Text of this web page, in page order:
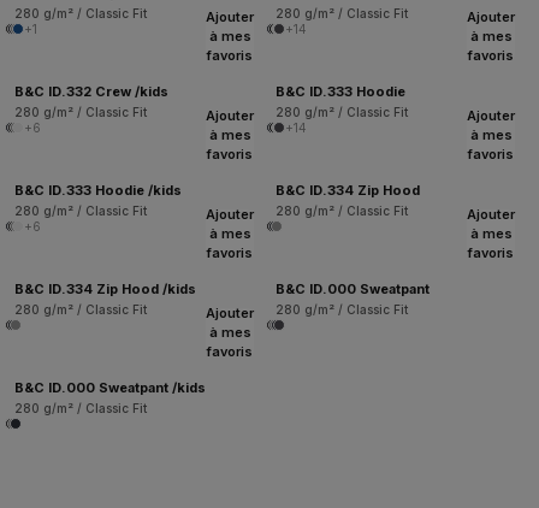
280 g/m² / Classic Fit
+1
280 g/m² / Classic Fit
+14
Ajouter
à mes
favoris
B&C ID.332 Crew /kids
280 g/m² / Classic Fit
+6
Ajouter
à mes
favoris
B&C ID.333 Hoodie
280 g/m² / Classic Fit
+14
Ajouter
à mes
favoris
B&C ID.333 Hoodie /kids
280 g/m² / Classic Fit
+6
Ajouter
à mes
favoris
B&C ID.334 Zip Hood
280 g/m² / Classic Fit
Ajouter
à mes
favoris
B&C ID.334 Zip Hood /kids
280 g/m² / Classic Fit
Ajouter
à mes
favoris
B&C ID.000 Sweatpant
280 g/m² / Classic Fit
Ajouter
à mes
favoris
B&C ID.000 Sweatpant /kids
280 g/m² / Classic Fit